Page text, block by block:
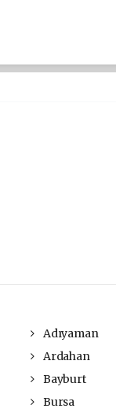
Adıyaman
Ardahan
Bayburt
Bursa